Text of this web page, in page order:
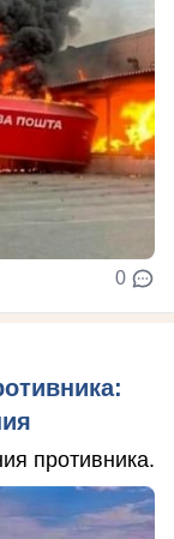
0
противника.